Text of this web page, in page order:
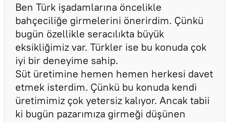
Ben Türk işadamlarına öncelikle
bahçeciliğe girmelerini önerirdim. Çünkü
bugün özellikle seracılıkta büyük
eksikliğimiz var. Türkler ise bu konuda çok
iyi bir deneyime sahip.
Süt üretimine hemen hemen herkesi davet
etmek isterdim. Çünkü bu konuda kendi
üretimimiz çok yetersiz kalıyor. Ancak tabii
ki bugün pazarımıza girmeği düşünen